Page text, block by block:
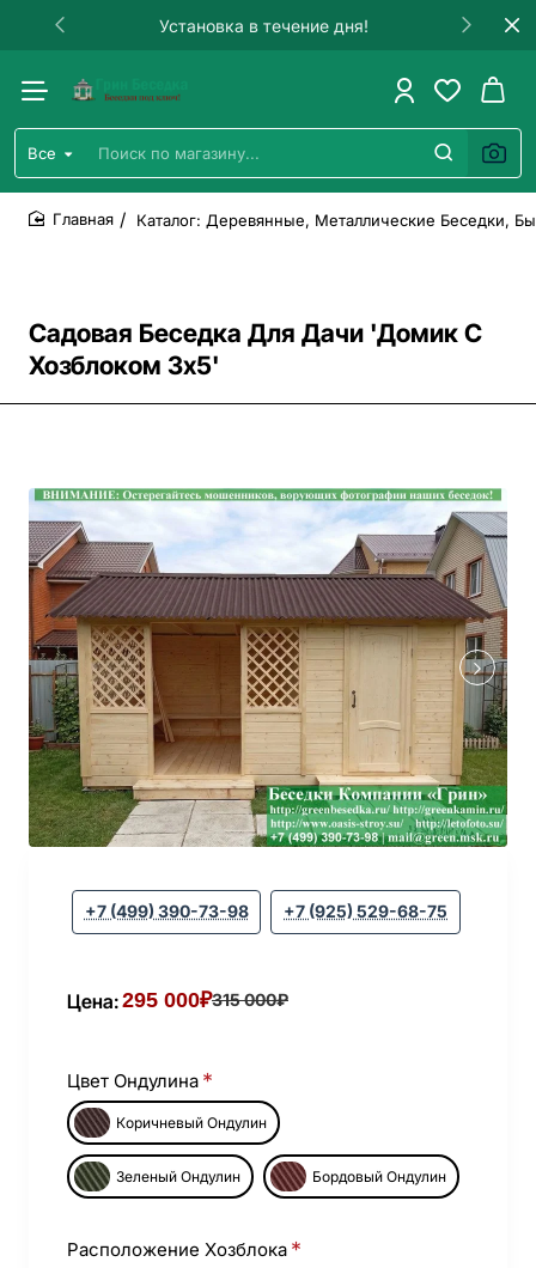
Установка в течение дня!
Все
Поиск
по
магазину...
Садовая Беседка Для Дачи 'Домик С
Хозблоком 3х5'
Каталог: Деревянные, Металлические Беседки,
+7 (499) 390-73-98 +7 (925) 529-68-75
Цена:295 000₽315 000₽
Цвет Ондулина
Коричневый Ондулин
Зеленый Ондулин Бордовый Ондулин
Расположение Хозблока